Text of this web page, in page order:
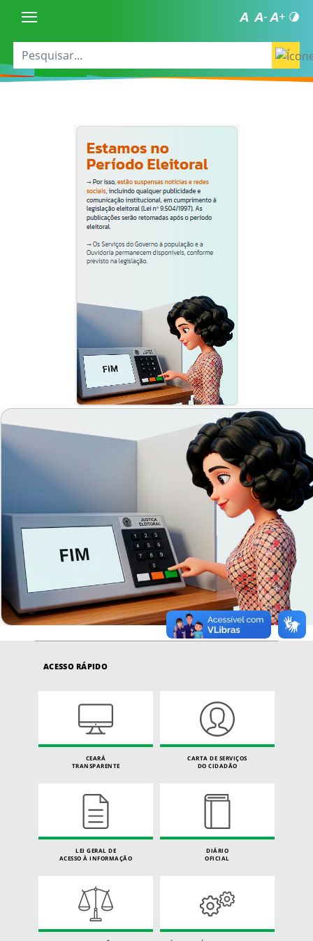
ACESSO RÁPIDO
CEARÁ
TRANSPARENTE
CARTA DE SERVIÇOS
DO CIDADÃO
LEI GERAL DE
ACESSO À INFORMAÇÃO
DIÁRIO
OFICIAL